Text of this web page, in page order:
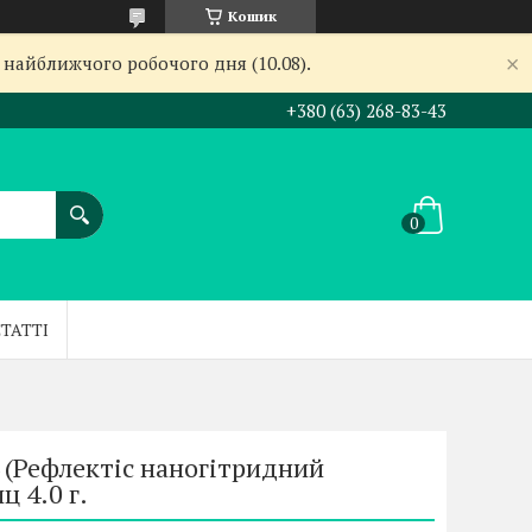
Кошик
робочого дня (10.08).
+380 (63) 268-83-43
наногітридний
4.0 г.